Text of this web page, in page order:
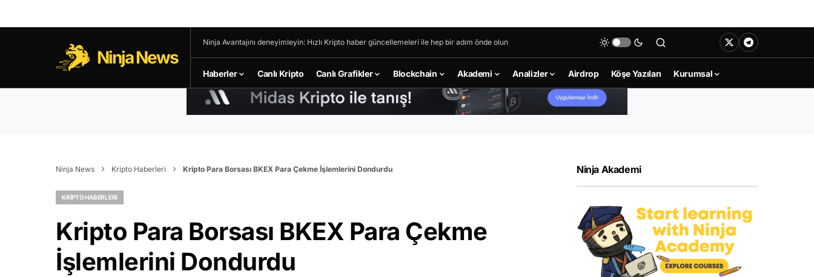
Ninja News
Ninja Avantajını deneyimleyin: Hızlı Kripto haber güncellemeleri ile hep bir adım önde olun
Haberler Canlı Kripto Canlı Grafikler Blockchain Akademi Analizler Airdrop Köşe Yazıları Kurumsal
Ninja News Kripto Haberleri Kripto Para Borsası BKEX Para Çekme İşlemlerini Dondurdu
KRIPTO HABERLERI
Kripto Para Borsası BKEX Para Çekme
İşlemlerini Dondurdu
Ninja Akademi